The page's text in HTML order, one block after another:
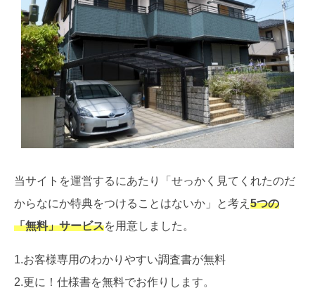
当サイトを運営するにあたり「せっかく見てくれたのだ
からなにか特典をつけることはないか」と考え 5つの
「無料」サービスを用意しました。
1.お客様専用のわかりやすい調査書が無料
2.更に！仕様書を無料でお作りします。